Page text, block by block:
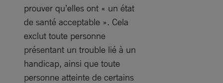
prouver qu’elles ont « un état
de santé acceptable ». Cela
exclut toute personne
présentant un trouble lié à un
handicap, ainsi que toute
personne atteinte de certains